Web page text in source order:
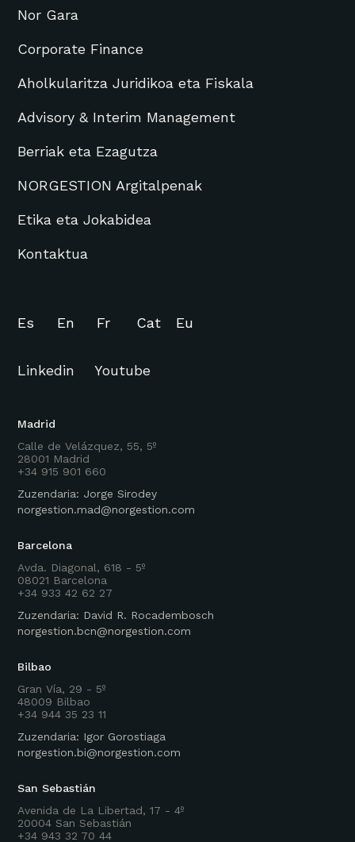
Nor Gara
Corporate Finance
Aholkularitza Juridikoa eta Fiskala
Advisory & Interim Management
Berriak eta Ezagutza
NORGESTION Argitalpenak
Etika eta Jokabidea
Kontaktua
Madrid
Calle de Velázquez, 55, 5º
28001 Madrid
+34 915 901 660
Zuzendaria: Jorge Sirodey
norgestion.mad@norgestion.com
Barcelona
Avda. Diagonal, 618 - 5º
08021 Barcelona
+34 933 42 62 27
Zuzendaria: David R. Rocadembosch
norgestion.bcn@norgestion.com
Bilbao
Gran Vía, 29 - 5º
48009 Bilbao
+34 944 35 23 11
Zuzendaria: Igor Gorostiaga
norgestion.bi@norgestion.com
San Sebastián
Avenida de La Libertad, 17 - 4º
20004 San Sebastián
+34 943 32 70 44
Es En Fr Cat Eu
Linkedin Youtube